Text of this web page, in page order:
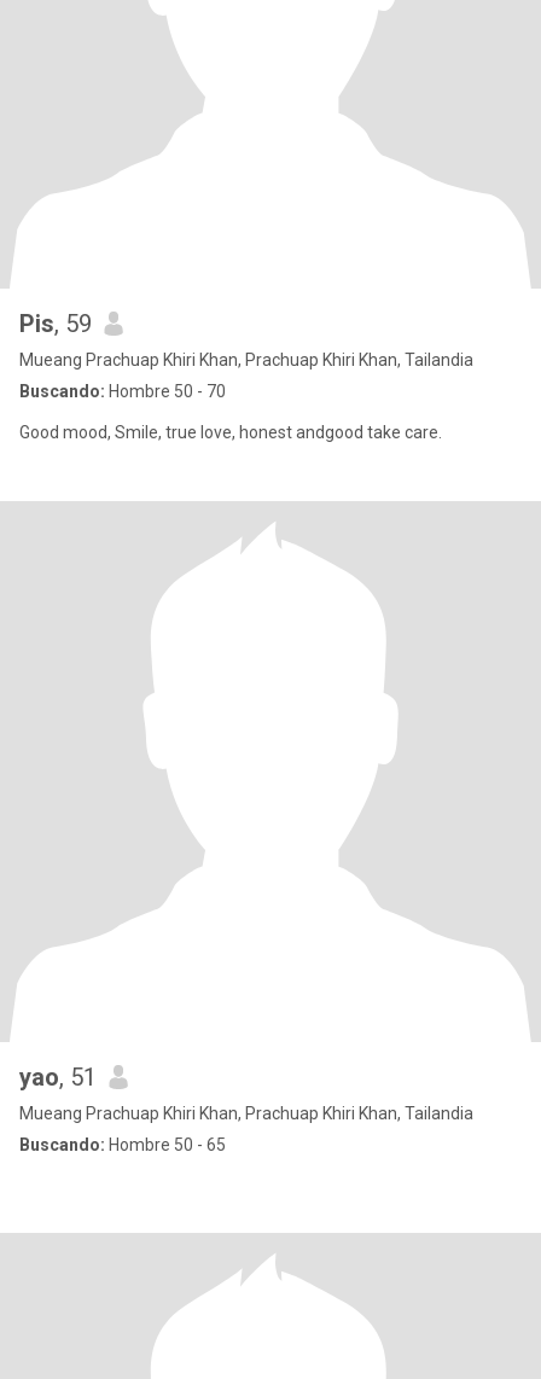
Pis, 59
Mueang Prachuap Khiri Khan, Prachuap Khiri Khan, Tailandia
Buscando: Hombre 50 - 70
Good​ mood, Smile, true​ love, honest​ and​good​ take​ care.
yao, 51
Mueang Prachuap Khiri Khan, Prachuap Khiri Khan, Tailandia
Buscando: Hombre 50 - 65